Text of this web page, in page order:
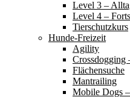
Level 3 –
Level 4 –
Tierschutzkurs
Hunde-Freizeit
Agility
Crossdogging
Flächensuche
Mantrailing
Mobile Dogs